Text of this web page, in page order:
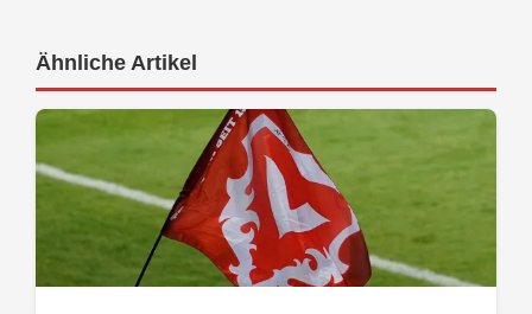
Ähnliche Artikel